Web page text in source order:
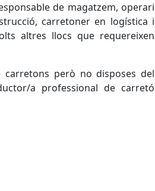
de magatzem, operari
carretoner en logística i
altres llocs que requereixen
però no disposes del
a professional de carretó